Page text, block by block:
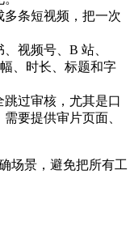
条短视频，把一次
视频号、B 站、
、时长、标题和字
过审核，尤其是口
要提供审片页面、
场景，避免把所有工